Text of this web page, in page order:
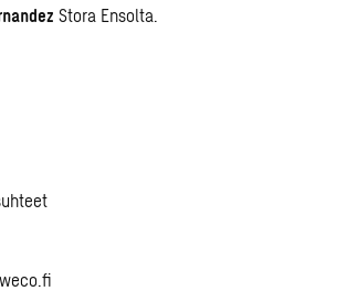
Stora Ensolta.